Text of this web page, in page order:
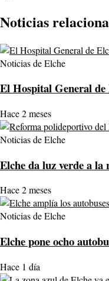
Noticias
Noticias de Elche
El Hospital General
Hace 2 meses
Noticias de Elche
Elche da luz verde a la
Hace 2 meses
Noticias de Elche
Elche pone ocho
Hace 1 día